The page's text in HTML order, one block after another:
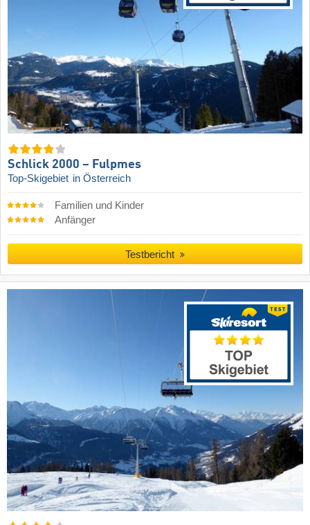
Schlick 2000 – Fulpmes
Top-Skigebiet in Österreich
Familien und Kinder
Anfänger
Testbericht